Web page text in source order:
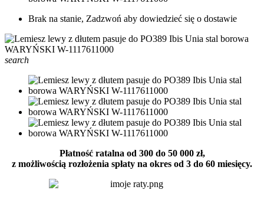
Brak na stanie, Zadzwoń aby dowiedzieć się o dostawie
search
Płatność ratalna od 300 do 50 000 zł,
z możliwością rozłożenia spłaty na okres od 3 do 60 miesięcy.